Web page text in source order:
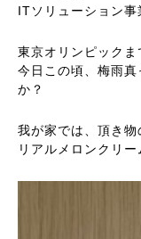
ITソリューション事
東京オリンピックま
今日この頃、梅雨
か？
我が家では、頂き物
リアルメロンクリー